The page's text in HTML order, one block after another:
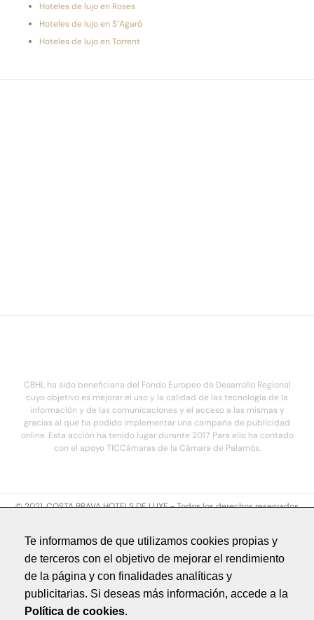
Hoteles de lujo en Roses
Hoteles de lujo en S’Agaró
Hoteles de lujo en Torrent
CBHL ha sido beneficiaria del Fondo Europeo de Desarrollo Regional
cuyo objetivo es mejorar el uso y la calidad de las tecnología de la
información y de las comunicaciones y el acceso a las mismas y
gracias al que ha podido implementar una campaña de publicidad
online. Esta acción ha tenido lugar durante 2017. Para ello ha contado
con el apoyo TICCámaras de la Cámara de Palamós.
© 2021. COSTA BRAVA HOTELS DE LUXE - Todos los derechos reservados
Aviso legal
Política de privacidad
Política de cookies
by NEORG
Te informamos de que utilizamos cookies propias y
de terceros con el objetivo de mejorar el rendimiento
de la página y con finalidades analíticas y
publicitarias. Si deseas más información, accede a la
Política de cookies.